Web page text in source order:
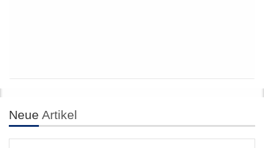
Neue Artikel